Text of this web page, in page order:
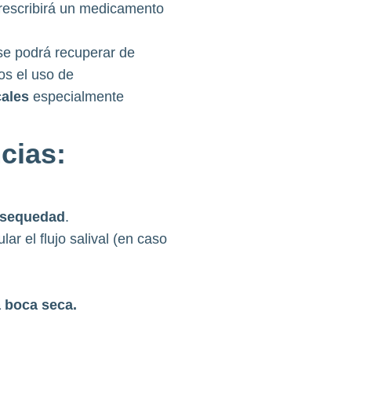
un medicamento
podrá recuperar de
el uso de
especialmente
.
el flujo salival (en caso
seca.